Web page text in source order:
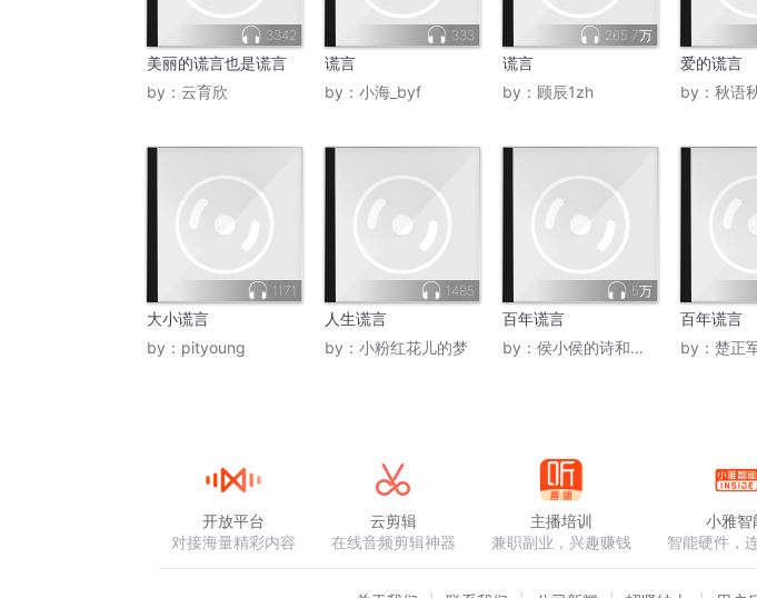
3342
美丽的谎言也是谎言
by： 云育欣
333
谎言
by： 小海_byf
265.7万
谎言
by： 顾辰1zh
爱的谎言
by： 秋语
1171
大小谎言
by： pityoung
1485
人生谎言
by： 小粉红花儿的梦
5万
百年谎言
by： 侯小侯的诗和远方
百年谎言
by： 楚正
开放平台
对接海量精彩内容
云剪辑
在线音频剪辑神器
主播培训
兼职副业，兴趣赚钱
小雅智
智能硬件，